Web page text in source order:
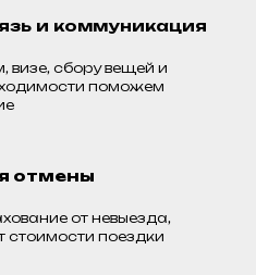
и коммуникация
визе, сбору вещей и
поможем
отмены
от невыезда,
стоимости поездки